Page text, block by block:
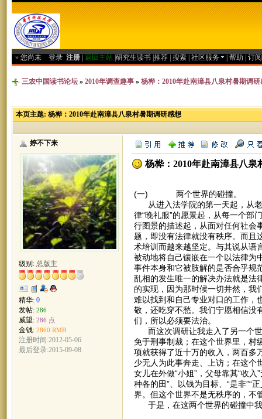
» 您尚未 登录 注册 返回主站 研究生读书 推荐 搜索 社区服务 帮助 订
三农中国读书论坛 » 2010年调查趣事 » 杨桦：2010年赴南漳县八泉村暑期调研
本页主题: 杨桦：2010年赴南漳县八泉村暑期调研感想
婷不下来
级别: 总版主
精华: 0
发帖: 286
威望: 286 点
金钱: 2860 RMB
注册时间:2012-05-06
最后登录:2015-09-08
杨桦：2010年赴南漳县八泉
(一) 两个世界的碰撞。
从进入法学院的第一天起，从老
律“晚礼服”的愿景起，从每一个部
行图景的描述起，从面对任何社会
题，即没有法律就没有秩序。而且
术培训而越来越坚定。与其说从语
被动地将自己镶嵌在一个以法律为
事件本身和它被肢解的是否合乎规
乱相的发生唯一的解决办法就是法
的实现，因为那时候一切井然，我
难以找到和自己专业对口的工作，
敬，还吃穿不愁。我们宁愿相信没
们，所以必须要法治。
而这次调研让我走入了另一个世
免于刑事制裁；在这个世界里，村
项就获得了近十万的收入，两百多
少无人为此事奔走、上访；在这个
女儿在外做“小姐”，父母靠其“收
种各的田”、以钱为目标、“是非”“
界。但这个世界不是无秩序的，不
于是，在这两个世界的碰撞中我